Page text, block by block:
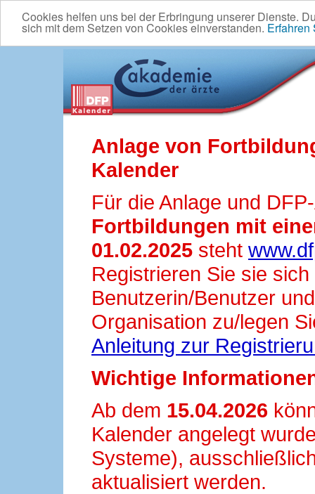
Cookies helfen uns bei der Erbringung unserer Dienste.
sich mit dem Setzen von Cookies einverstanden. Erfahren
Anlage von
Kalender
Für die Anlage und
Fortbildungen mit
01.02.2025 steht
Registrieren Sie sie
Benutzerin/Benutzer
Organisation zu/legen
Anleitung zur
Wichtige
Ab dem 15.04.2026
Kalender angelegt
Systeme),
aktualisiert werden.